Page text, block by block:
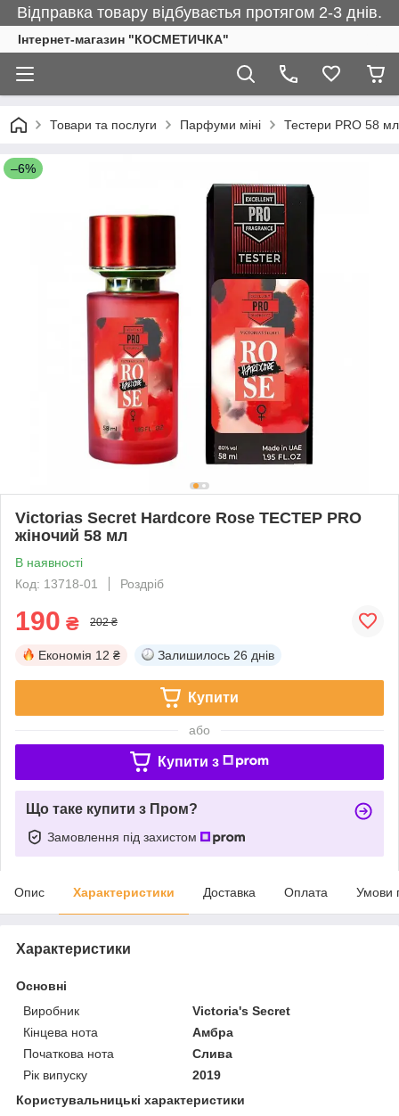
Відправка товару відбуваєтья протягом 2-3 днів.
Інтернет-магазин "КОСМЕТИЧКА"
Товари та послуги Парфуми міні Тестери PRO 58 мл
–6%
Victorias Secret Hardcore Rose ТЕСТЕР PRO
жіночий 58 мл
В наявності
Код: 13718-01
Роздріб
190 ₴ 202 ₴
Економія 12 ₴ Залишилось 26 днів
Купити
або
Купити з
Що таке купити з Пром?
Замовлення під захистом
Опис Характеристики Доставка Оплата Умови
Характеристики
Основні
Виробник
Victoria's Secret
Кінцева нота
Амбра
Початкова нота
Слива
Рік випуску
2019
Користувальницькі характеристики